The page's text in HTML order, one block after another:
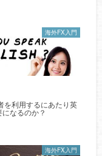
海外FX入門
を利用するにあたり英
なるのか？
海外FX入門